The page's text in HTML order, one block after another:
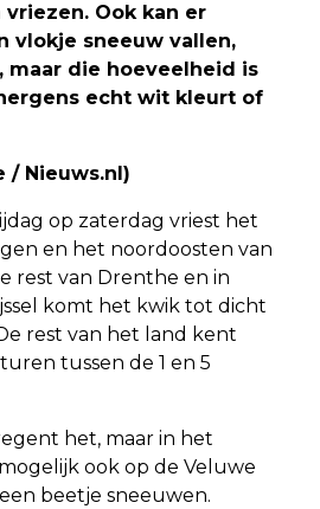
Ook kan er
vlokje sneeuw vallen,
maar die hoeveelheid is
echt wit kleurt of
/ Nieuws.nl)
op zaterdag vriest het
en het noordoosten van
rest van Drenthe en in
komt het kwik tot dicht
rest van het land kent
tussen de 1 en 5
het, maar in het
ook op de Veluwe
beetje sneeuwen.